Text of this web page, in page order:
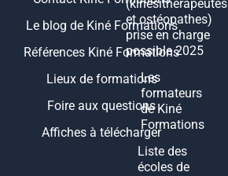
Le blog de Kiné Formations
Références Kiné Formations
Lieux de formations
Foire aux questions
Affiches à télécharger
(kinésithérapeutes
et ostéopathes)
prise en charge
possible 2025
Les
formateurs
de Kiné
Formations
Liste des
écoles de